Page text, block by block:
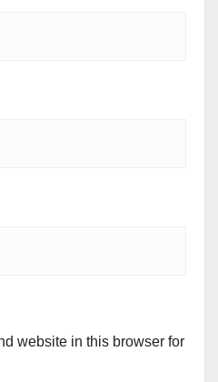
website in this browser for